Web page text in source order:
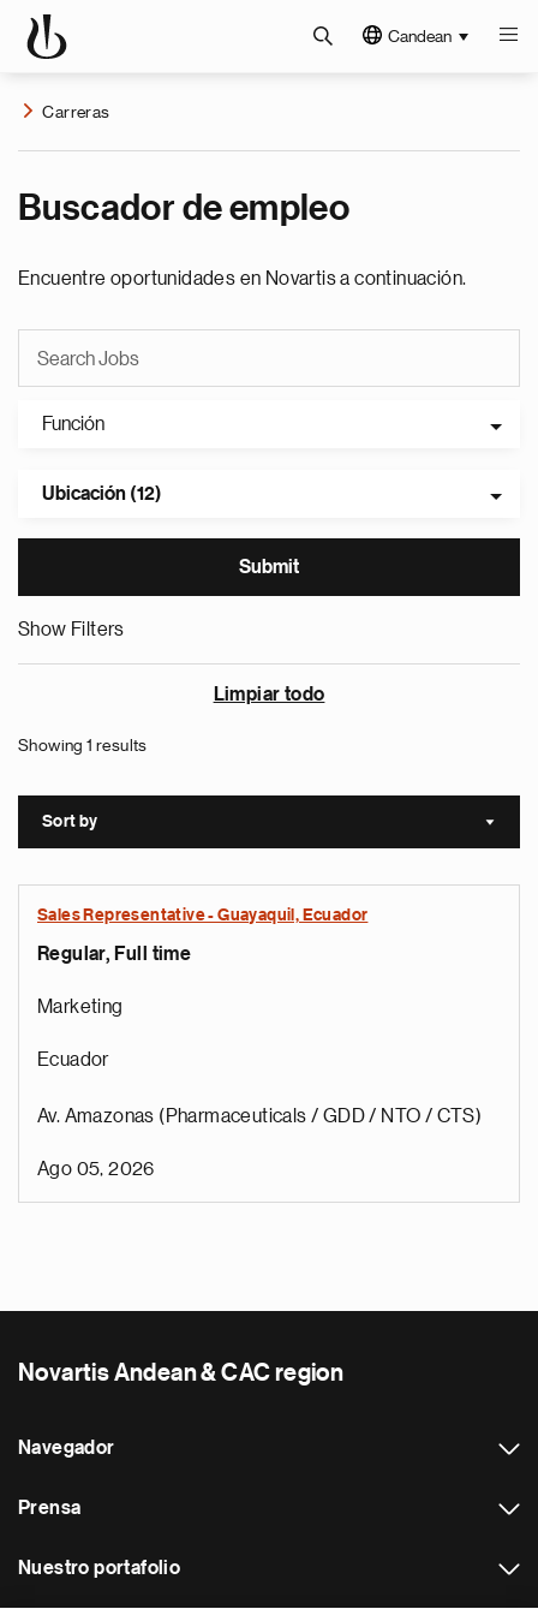
Candean
Carreras
Buscador de empleo
Encuentre oportunidades en Novartis a continuación.
Función
Ubicación (12)
Show Filters
Limpiar todo
Showing 1 results
Sort by Sort
Sales Representative - Guayaquil, Ecuador
Regular, Full time
Marketing
Ecuador
Av. Amazonas (Pharmaceuticals / GDD / NTO / CTS)
Ago 05, 2026
Novartis Andean & CAC region
Navegador
Prensa
Nuestro portafolio